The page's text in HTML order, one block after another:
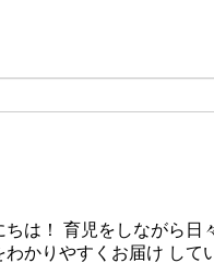
ちは！ 育児をしながら日
わかりやすくお届け して